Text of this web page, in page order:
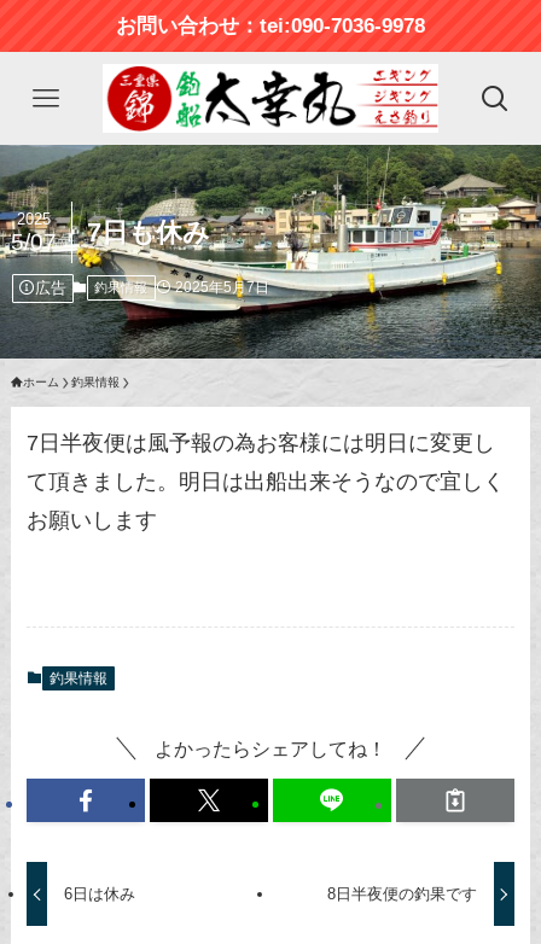
お問い合わせ：tei:090-7036-9978
7日も休み
2025
5/07
広告 釣果情報 2025年5月7日
ホーム 釣果情報
7日半夜便は風予報の為お客様には明日に変更し
て頂きました。明日は出船出来そうなので宜しく
お願いします
釣果情報
よかったらシェアしてね！
6日は休み 8日半夜便の釣果です